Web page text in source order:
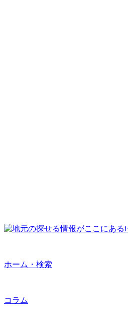
ホーム・検索
コラム